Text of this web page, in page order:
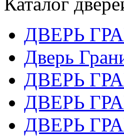
ДВЕРЬ
Дверь
ДВЕРЬ
ДВЕРЬ
ДВЕРЬ